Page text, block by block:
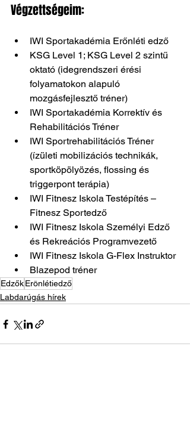
Végzettségeim:
IWI Sportakadémia Erőnléti edző
KSG Level 1; KSG Level 2 szintű
oktató (idegrendszeri érési
folyamatokon alapuló
mozgásfejlesztő tréner)
IWI Sportakadémia Korrektív és
Rehabilitációs Tréner
IWI Sportrehabilitációs Tréner
(ízületi mobilizációs technikák,
sportköpölyözés, flossing és
triggerpont terápia)
IWI Fitnesz Iskola Testépítés –
Fitnesz Sportedző
IWI Fitnesz Iskola Személyi Edző
és Rekreációs Programvezető
IWI Fitnesz Iskola G-Flex Instruktor
Blazepod tréner
EdzőkErönlétiedző
Labdarúgás hírek